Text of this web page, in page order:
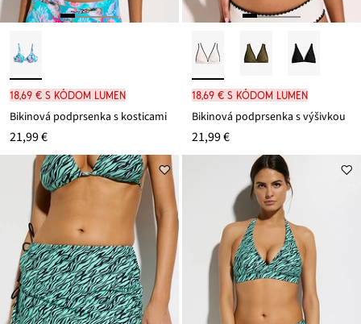
18,69 € s kódom LUMEN
Bikinová podprsenka s kosticami
21,99 €
18,69 € s kódom LUMEN
Bikinová podprsenka s výšivkou
21,99 €